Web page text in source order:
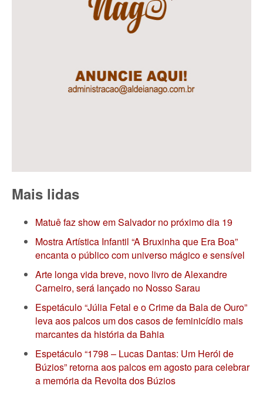
Mais lidas
Matuê faz show em Salvador no próximo dia 19
Mostra Artística Infantil “A Bruxinha que Era Boa”
encanta o público com universo mágico e sensível
Arte longa vida breve, novo livro de Alexandre
Carneiro, será lançado no Nosso Sarau
Espetáculo “Júlia Fetal e o Crime da Bala de Ouro”
leva aos palcos um dos casos de feminicídio mais
marcantes da história da Bahia
Espetáculo “1798 – Lucas Dantas: Um Herói de
Búzios” retorna aos palcos em agosto para celebrar
a memória da Revolta dos Búzios